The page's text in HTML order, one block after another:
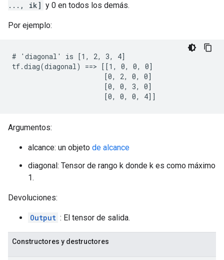
..., ik] y 0 en todos los demás.
Por ejemplo:
# 'diagonal' is [1, 2, 3, 4]
tf.diag(diagonal) ==> [[1, 0, 0, 0]
                       [0, 2, 0, 0]
                       [0, 0, 3, 0]
                       [0, 0, 0, 4]]
Argumentos:
alcance: un objeto de alcance
diagonal: Tensor de rango k donde k es como máximo
1.
Devoluciones:
Output : El tensor de salida.
Constructores y destructores